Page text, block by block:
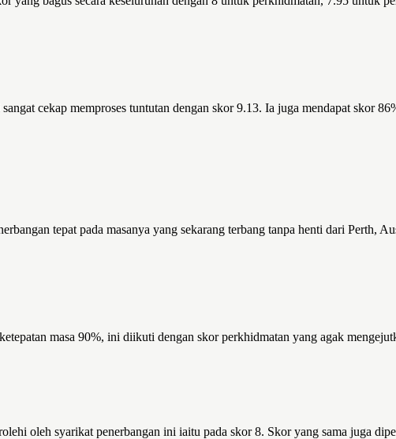
cekap memproses tuntutan dengan skor 9.13. Ia juga mendapat skor
tepat pada masanya yang sekarang terbang tanpa henti dari Perth,
masa 90%, ini diikuti dengan skor perkhidmatan yang agak
oleh syarikat penerbangan ini iaitu pada skor 8. Skor yang sama juga